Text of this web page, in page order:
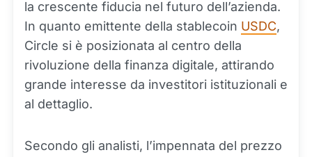
la crescente fiducia nel futuro dell’azienda.
In quanto emittente della stablecoin USDC,
Circle si è posizionata al centro della
rivoluzione della finanza digitale, attirando
grande interesse da investitori istituzionali e
al dettaglio.
Secondo gli analisti, l’impennata del prezzo